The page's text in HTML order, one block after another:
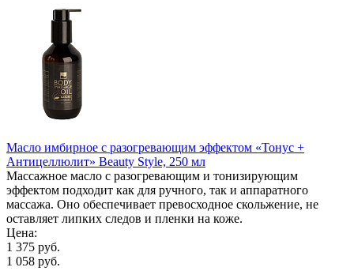
Масло имбирное с разогревающим эффектом «Тонус +
Антицеллюлит» Beauty Style, 250 мл
Массажное масло с разогревающим и тонизирующим
эффектом подходит как для ручного, так и аппаратного
массажа. Оно обеспечивает превосходное скольжение, не
оставляет липких следов и пленки на коже.
Цена:
1 375 руб.
1 058 руб.